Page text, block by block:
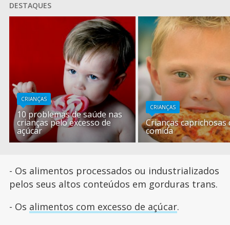
DESTAQUES
CRIANÇAS
10 problemas de saúde nas
crianças pelo excesso de
açúcar
CRIANÇAS
Crianças caprichosas
comida
- Os alimentos processados ou industrializados
pelos seus altos conteúdos em gorduras trans.
- Os alimentos com excesso de açúcar.